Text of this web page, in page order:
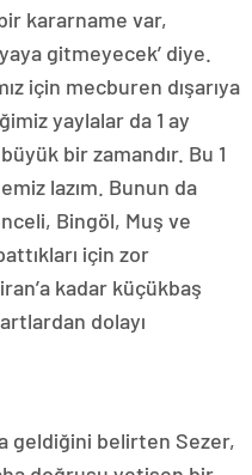
kararname var,
gitmeyecek’ diye.
için mecburen dışarıya
yaylalar da 1 ay
bir zamandır. Bu 1
lazım. Bunun da
Bingöl, Muş ve
için zor
kadar küçükbaş
dolayı
geldiğini belirten Sezer,